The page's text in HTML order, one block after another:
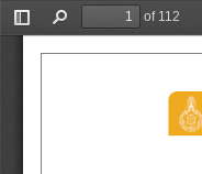
Toggle
Find
of 112